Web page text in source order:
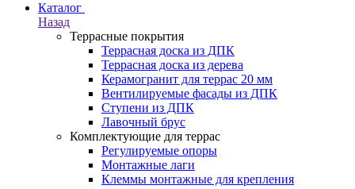
Каталог
Назад
Террасные покрытия
Террасная доска из ДПК
Террасная доска из дерева
Керамогранит для террас 20 мм
Вентилируемые фасады из ДПК
Ступени из ДПК
Лавочный брус
Комплектующие для террас
Регулируемые опоры
Монтажные лаги
Клеммы монтажные для крепления